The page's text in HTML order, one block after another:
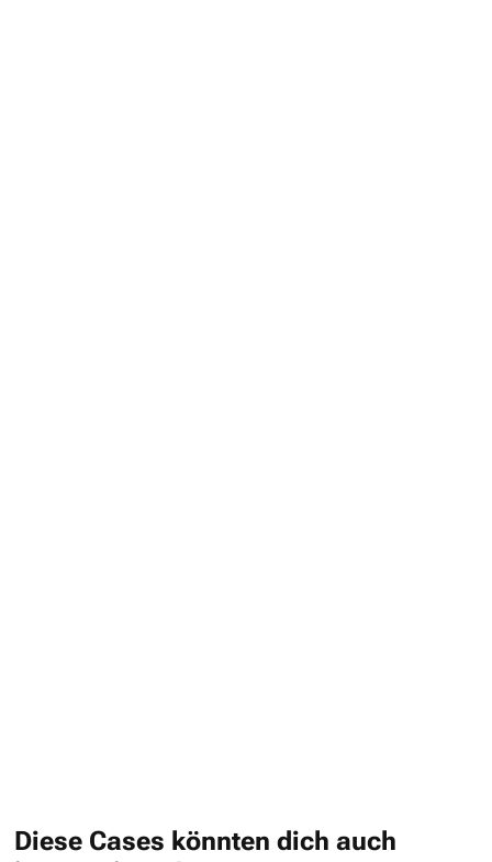
Diese Cases könnten dich auch